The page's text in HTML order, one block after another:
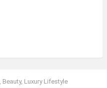
Luxury Lifestyle